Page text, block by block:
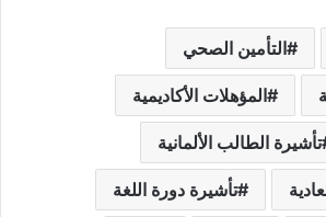
التأمين الصحي
المؤهلات الأكاديمية
تأشيرة الطالب الألمانية
تأشيرة دورة اللغة